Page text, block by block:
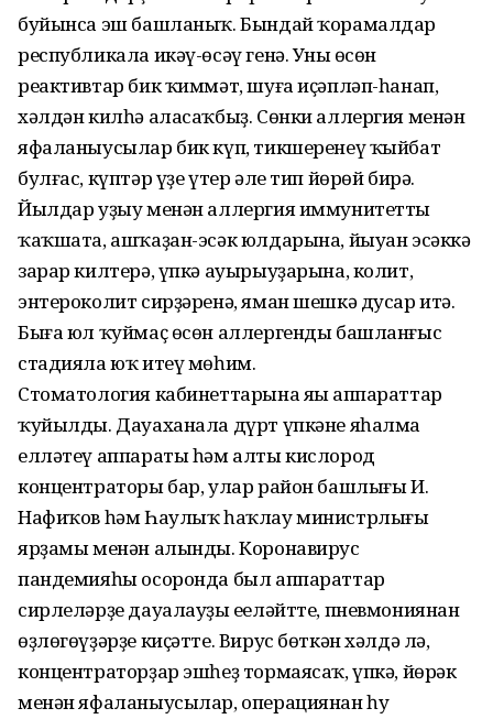
буйынса эш башланыҡ. Бындай ҡорамалдар
республикала икәү-өсәү генә. Уның өсөн
реактивтар бик ҡиммәт, шуға иҫәпләп-һанап,
хәлдән килһә аласаҡбыҙ. Сөнки аллергия менән
яфаланыусылар бик күп, тикшеренеү ҡыйбат
булғас, күптәр үҙе үтер әле тип йөрөй бирә.
Йылдар уҙыу менән аллергия иммунитетты
ҡаҡшата, ашҡаҙан-эсәк юлдарына, йыуан эсәккә
зарар килтерә, үпкә ауырыуҙарына, колит,
энтероколит сирҙәренә, яман шешкә дусар итә.
Быға юл ҡуймаҫ өсөн аллергенды башланғыс
стадияла юҡ итеү мөһим.
Стоматология кабинеттарына яңы аппараттар
ҡуйылды. Дауаханала дүрт үпкәне яһалма
елләтеү аппараты һәм алты кислород
концентраторы бар, улар район башлығы И.
Нафиҡов һәм Һаулыҡ һаҡлау министрлығы
ярҙамы менән алынды. Коронавирус
пандемияһы осоронда был аппараттар
сирлеләрҙе дауалауҙы еңеләйтте, пневмониянан
өҙлөгөүҙәрҙе киҫәтте. Вирус бөткән хәлдә лә,
концентраторҙар эшһеҙ тормаясаҡ, үпкә, йөрәк
менән яфаланыусылар, операциянан һуң